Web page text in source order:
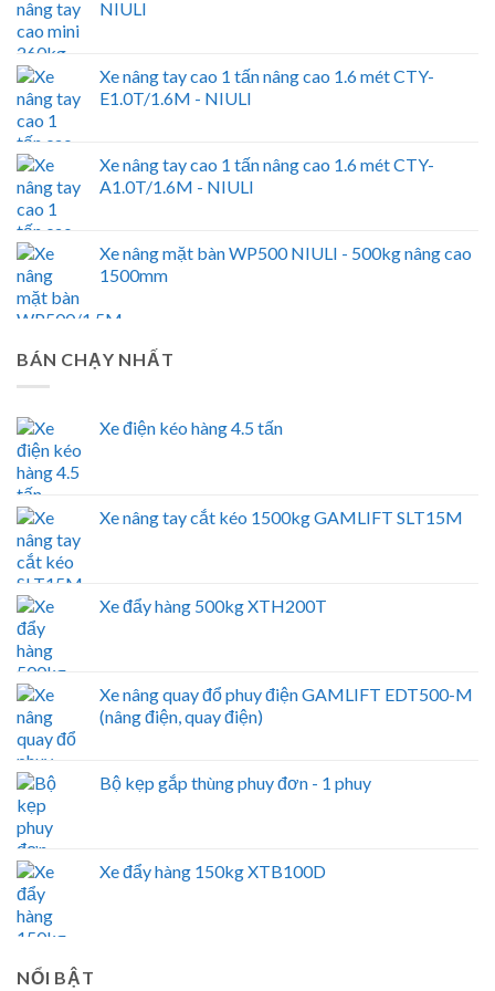
NIULI
Xe nâng tay cao 1 tấn nâng cao 1.6 mét CTY-
E1.0T/1.6M - NIULI
Xe nâng tay cao 1 tấn nâng cao 1.6 mét CTY-
A1.0T/1.6M - NIULI
Xe nâng mặt bàn WP500 NIULI - 500kg nâng cao
1500mm
BÁN CHẠY NHẤT
Xe điện kéo hàng 4.5 tấn
Xe nâng tay cắt kéo 1500kg GAMLIFT SLT15M
Xe đẩy hàng 500kg XTH200T
Xe nâng quay đổ phuy điện GAMLIFT EDT500-M
(nâng điện, quay điện)
Bộ kẹp gắp thùng phuy đơn - 1 phuy
Xe đẩy hàng 150kg XTB100D
NỔI BẬT